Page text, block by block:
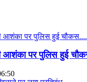
पर पुलिस हुई